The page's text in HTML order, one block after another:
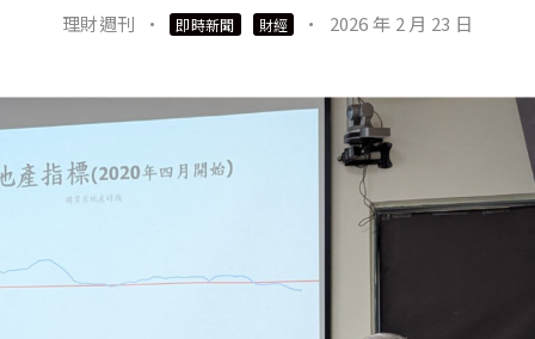
理財週刊 · 即時新聞 財經 · 2026 年 2 月 23 日